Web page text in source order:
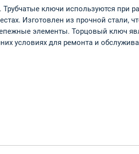
ключи используются при
Изготовлен из прочной стали,
элементы. Торцовый ключ
условиях для ремонта и